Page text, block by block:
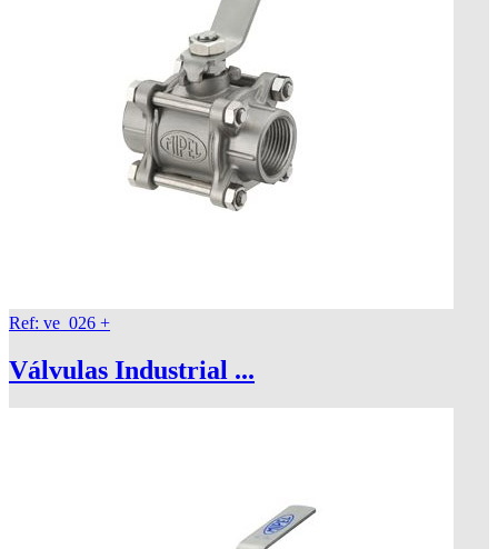
Ref: ve_026 +
Válvulas Industrial ...